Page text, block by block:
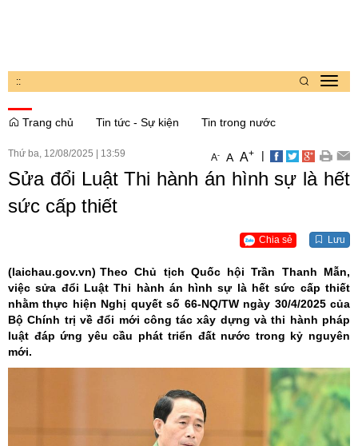
::
Trang chủ
Tin tức - Sự kiện Tin trong nước
Thứ ba, 12/08/2025 13:59 A- A A+ |
Sửa đổi Luật Thi hành án hình sự là hết
sức cấp thiết
Chia sẻ Lưu
(laichau.gov.vn) Theo Chủ tịch Quốc hội Trần Thanh Mẫn,
việc sửa đổi Luật Thi hành án hình sự là hết sức cấp thiết
nhằm thực hiện Nghị quyết số 66-NQ/TW ngày 30/4/2025 của
Bộ Chính trị về đổi mới công tác xây dựng và thi hành pháp
luật đáp ứng yêu cầu phát triển đất nước trong kỷ nguyên
mới.